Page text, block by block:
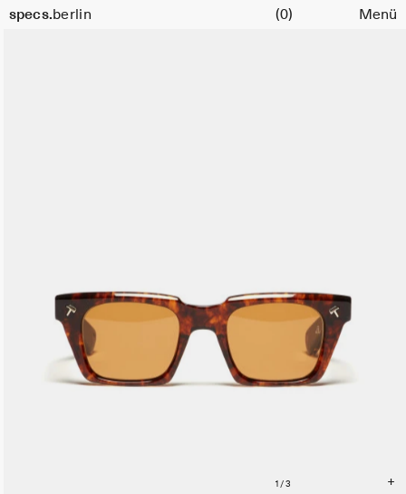
specs.berlin
Warenkorb (0) Menü